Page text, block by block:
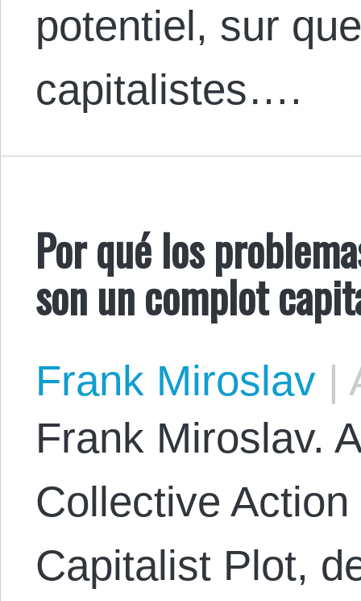
potentiel, sur
capitalistes….
Por qué los
son un complot
Frank Miroslav |
Frank Miroslav.
Collective
Capitalist Plot,